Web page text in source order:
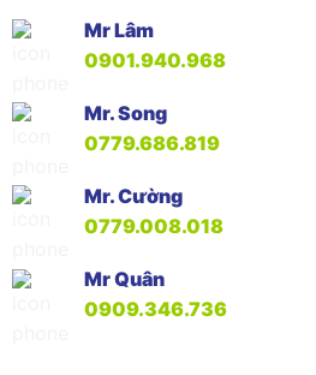
Mr Lâm
0901.940.968
Mr. Song
0779.686.819
Mr. Cường
0779.008.018
Mr Quân
0909.346.736